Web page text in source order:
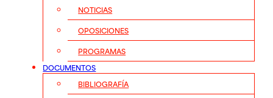
NOTICIAS
OPOSICIONES
PROGRAMAS
DOCUMENTOS
BIBLIOGRAFÍA